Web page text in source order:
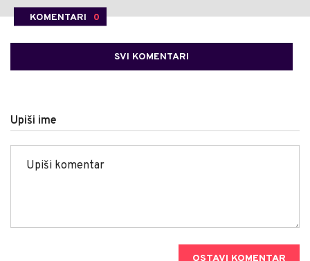
KOMENTARI 0
SVI KOMENTARI
Upiši ime
OSTAVI KOMENTAR